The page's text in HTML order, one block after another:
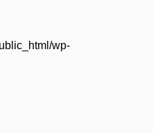
wp-